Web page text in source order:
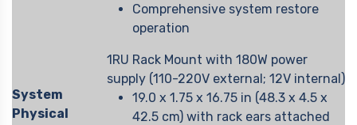
Comprehensive system restore
operation
System
Physical
1RU Rack Mount with 180W power
supply (110-220V external; 12V internal)
19.0 x 1.75 x 16.75 in (48.3 x 4.5 x
42.5 cm) with rack ears attached